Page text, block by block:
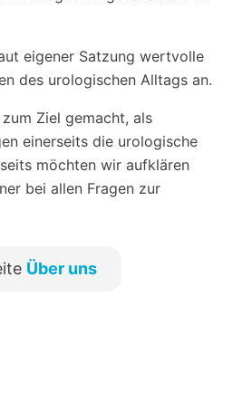
eigener Satzung wertvolle
des urologischen Alltags an.
Ziel gemacht, als
einerseits die urologische
möchten wir aufklären
bei allen Fragen zur
Über uns